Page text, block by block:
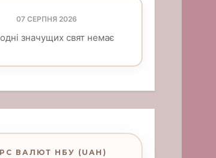
07 СЕРПНЯ 2026
значущих свят немає
ВАЛЮТ НБУ (UAH)